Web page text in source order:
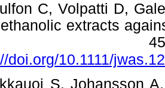
C, Volpatti D,
extracts
doi.org/10.1111/
S, Johansson